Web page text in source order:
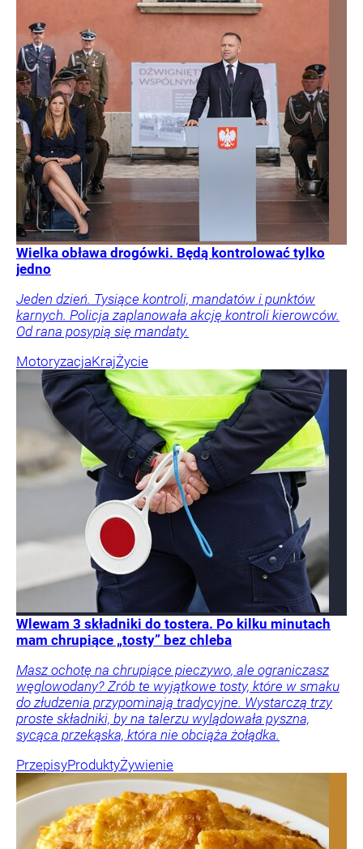
Wielka obława drogówki. Będą kontrolować tylko
jedno
Jeden dzień. Tysiące kontroli, mandatów i punktów
karnych. Policja zaplanowała akcję kontroli kierowców.
Od rana posypią się mandaty.
MotoryzacjaKrajŻycie
Wlewam 3 składniki do tostera. Po kilku minutach
mam chrupiące „tosty” bez chleba
Masz ochotę na chrupiące pieczywo, ale ograniczasz
węglowodany? Zrób te wyjątkowe tosty, które w smaku
do złudzenia przypominają tradycyjne. Wystarczą trzy
proste składniki, by na talerzu wylądowała pyszna,
sycąca przekąska, która nie obciąża żołądka.
PrzepisyProduktyŻywienie